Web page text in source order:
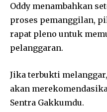
Oddy menambahkan
proses pemanggilan,
rapat pleno untuk
pelanggaran.
Jika terbukti
akan
Sentra Gakkumdu.